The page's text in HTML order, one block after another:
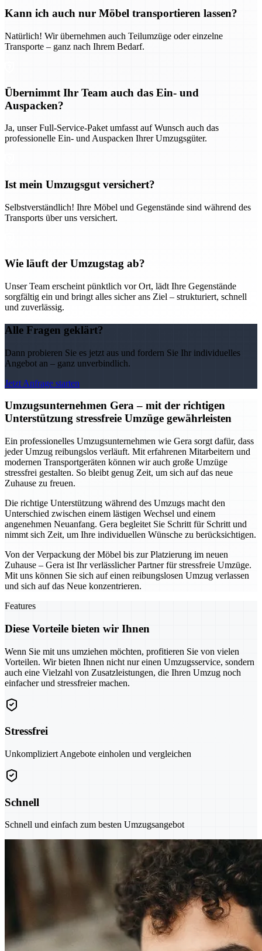
Kann ich auch nur Möbel transportieren lassen?
Natürlich! Wir übernehmen auch Teilumzüge oder einzelne
Transporte – ganz nach Ihrem Bedarf.
Übernimmt Ihr Team auch das Ein- und
Auspacken?
Ja, unser Full-Service-Paket umfasst auf Wunsch auch das
professionelle Ein- und Auspacken Ihrer Umzugsgüter.
Ist mein Umzugsgut versichert?
Selbstverständlich! Ihre Möbel und Gegenstände sind während des
Transports über uns versichert.
Wie läuft der Umzugstag ab?
Unser Team erscheint pünktlich vor Ort, lädt Ihre Gegenstände
sorgfältig ein und bringt alles sicher ans Ziel – strukturiert, schnell
und zuverlässig.
Alle Fragen geklärt?
Dann probieren Sie es jetzt aus und fordern Sie Ihr individuelles
Angebot an – ganz unverbindlich.
Jetzt Anfrage starten
Umzugsunternehmen Gera – mit der richtigen
Unterstützung stressfreie Umzüge gewährleisten
Ein professionelles Umzugsunternehmen wie Gera sorgt dafür, dass
jeder Umzug reibungslos verläuft. Mit erfahrenen Mitarbeitern und
modernen Transportgeräten können wir auch große Umzüge
stressfrei gestalten. So bleibt genug Zeit, um sich auf das neue
Zuhause zu freuen.
Die richtige Unterstützung während des Umzugs macht den
Unterschied zwischen einem lästigen Wechsel und einem
angenehmen Neuanfang. Gera begleitet Sie Schritt für Schritt und
nimmt sich Zeit, um Ihre individuellen Wünsche zu berücksichtigen.
Von der Verpackung der Möbel bis zur Platzierung im neuen
Zuhause – Gera ist Ihr verlässlicher Partner für stressfreie Umzüge.
Mit uns können Sie sich auf einen reibungslosen Umzug verlassen
und sich auf das Neue konzentrieren.
Features
Diese Vorteile bieten wir Ihnen
Wenn Sie mit uns umziehen möchten, profitieren Sie von vielen
Vorteilen. Wir bieten Ihnen nicht nur einen Umzugsservice, sondern
auch eine Vielzahl von Zusatzleistungen, die Ihren Umzug noch
einfacher und stressfreier machen.
Stressfrei
Unkompliziert Angebote einholen und vergleichen
Schnell
Schnell und einfach zum besten Umzugsangebot